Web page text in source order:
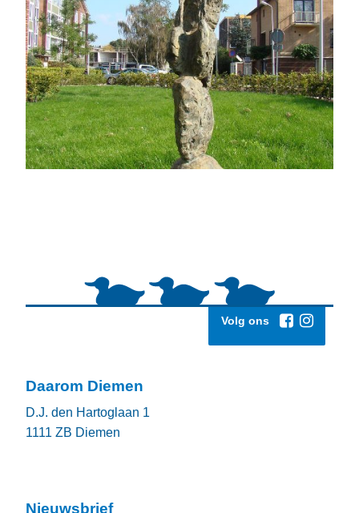
Volg ons
Daarom Diemen
D.J. den Hartoglaan 1
1111 ZB Diemen
Nieuwsbrief